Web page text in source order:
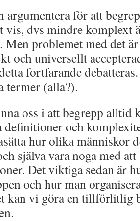
argumentera för att
vis, dvs mindre komplext
Men problemet med det
och universellt
fortfarande
termer (alla?).
oss i att begrepp alltid
och
hur olika människor
själva vara noga med att
Det viktiga sedan är
och hur man
kan vi göra en tillförlitlig